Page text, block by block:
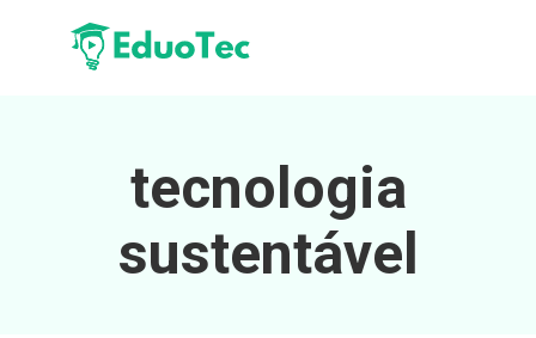
tecnologia
sustentável